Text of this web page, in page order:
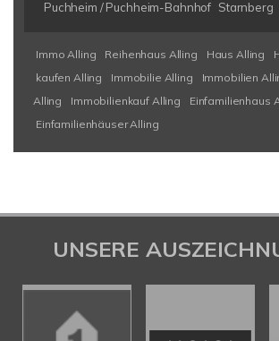
Puchheim / Puchheim-Bahnhof Starnberg
Immo Alling Reihenhaus Alling Haus Alling
kaufen Alling
Immobilie Alling Immobilien
Alling
Immobilienkauf Alling
Einfamilienhaus
Einfamilienhäuser Alling
UNSERE